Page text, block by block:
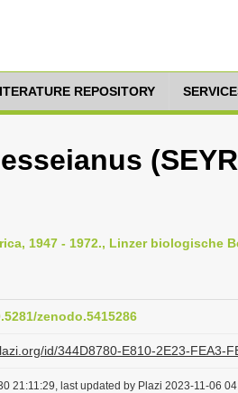
REPOSITORY
1947 - 1972., Linzer biologische
zenodo.5415286
id/344D8780-E810-2E23-FEA3-
21:11:29, last updated by Plazi 2023-11-06